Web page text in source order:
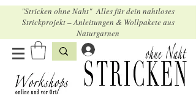
"Stricken ohne Naht" Alles für dein nahtloses
Strickprojekt – Anleitungen & Wollpakete aus
Naturgarnen